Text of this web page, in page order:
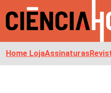
Home LojaAssinaturas